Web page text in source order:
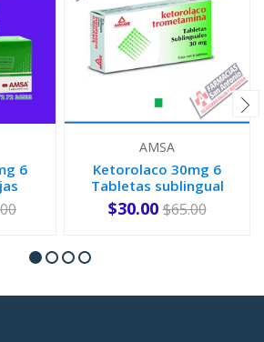
6
AMSA
Ketorolaco 30mg 6
Tabletas sublingual
+
$30.00$65.00